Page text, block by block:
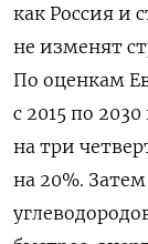
как Россия и
не изменят
По оценкам
с 2015 по
на три
на 20%.